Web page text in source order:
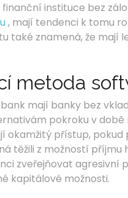
instituce bez
, mají tendenci k tomu
také znamená, že mají
metoda
mají banky bez
pokroku v době
okamžitý přístup,
těžili z možností
zveřejňovat agresivní
kapitálové možnosti.